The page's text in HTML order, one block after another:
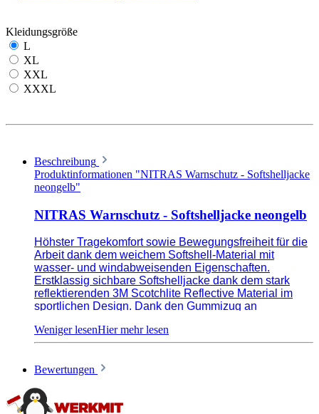
Kleidungsgröße
L
XL
XXL
XXXL
Beschreibung
Produktinformationen "NITRAS Warnschutz - Softshelljacke
neongelb"
NITRAS Warnschutz - Softshelljacke neongelb
Höhster Tragekomfort sowie Bewegungsfreiheit für die
Arbeit dank dem weichem Softshell-Material mit
wasser- und windabweisenden Eigenschaften.
Erstklassig sichbare Softshelljacke dank dem stark
reflektierenden 3M Scotchlite Reflective Material im
sportlichen Design. Dank den Gummizug an
die Hände verhindert.Material: 100% Polyester.
Durchgängiger YKK-Reißverschluss mit Kinnschutz
Innen-, Brust- und Seitentaschen.
Das sagen unsere Kunden:
und für Personen die viel Schwitzen eher ungeeignet.
Bewertungen